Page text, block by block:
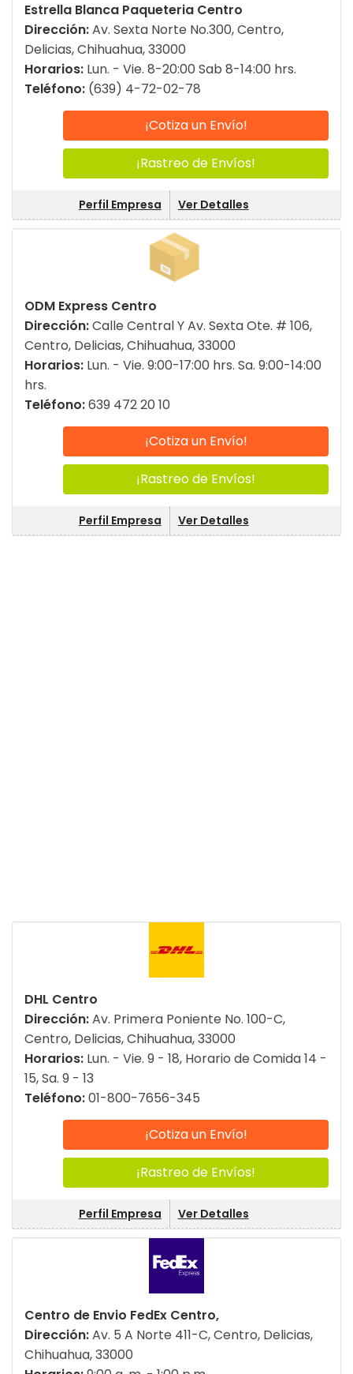
Estrella Blanca Paqueteria Centro
Dirección:Av. Sexta Norte No.300, Centro,
Delicias, Chihuahua, 33000
Horarios: Lun. - Vie. 8-20:00 Sab 8-14:00 hrs.
Teléfono: (639) 4-72-02-78
¡Cotiza un Envío!
¡Rastreo de Envíos!
Perfil Empresa Ver Detalles
ODM Express Centro
Dirección:Calle Central Y Av. Sexta Ote. # 106,
Centro, Delicias, Chihuahua, 33000
Horarios: Lun. - Vie. 9:00-17:00 hrs. Sa. 9:00-14:00
hrs.
Teléfono:639 472 20 10
¡Cotiza un Envío!
¡Rastreo de Envíos!
Perfil Empresa Ver Detalles
DHL Centro
Dirección:Av. Primera Poniente No. 100-C,
Centro, Delicias, Chihuahua, 33000
Horarios: Lun. - Vie. 9 - 18, Horario de Comida 14 -
15, Sa. 9 - 13
Teléfono:01-800-7656-345
¡Cotiza un Envío!
¡Rastreo de Envíos!
Perfil Empresa Ver Detalles
Centro de Envio FedEx Centro,
Dirección:Av. 5 A Norte 411-C, Centro, Delicias,
Chihuahua, 33000